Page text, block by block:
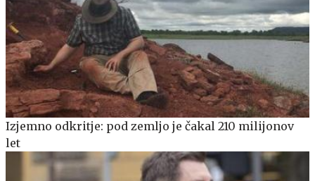
Izjemno odkritje: pod zemljo je čakal 210 milijonov
let